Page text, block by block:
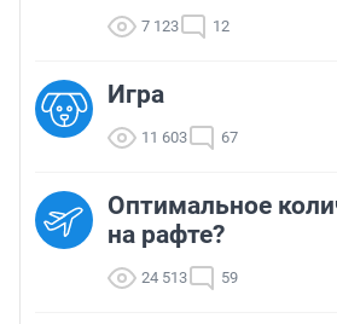
7 123 12
Игра
11 603 67
Оптимальное
на рафте?
24 513 59